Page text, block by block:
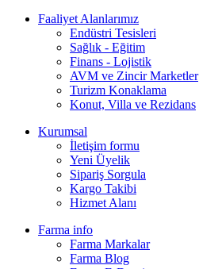
Faaliyet Alanlarımız
Endüstri Tesisleri
Sağlık - Eğitim
Finans - Lojistik
AVM ve Zincir Marketler
Turizm Konaklama
Konut, Villa ve Rezidans
Kurumsal
İletişim formu
Yeni Üyelik
Sipariş Sorgula
Kargo Takibi
Hizmet Alanı
Farma info
Farma Markalar
Farma Blog